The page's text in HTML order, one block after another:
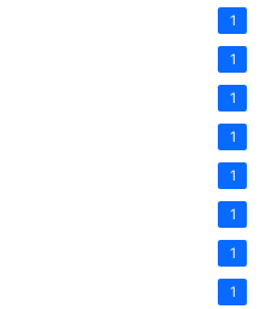
1
1
1
1
1
1
1
1